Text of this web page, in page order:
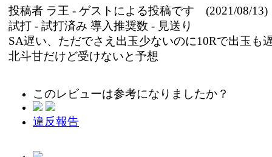
投稿者 ラ王 - ゲストによる投稿です (2021/08/13)
試打 - 試打済み 導入推奨数 - 見送り
SA遅い、ただでさえ出玉少ないのに10Rで出玉も
北斗甘だけど受けないと予想
このレビューは参考になりましたか？
違反報告